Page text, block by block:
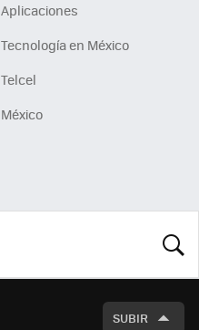
Aplicaciones
Tecnología en México
Telcel
México
SUBIR